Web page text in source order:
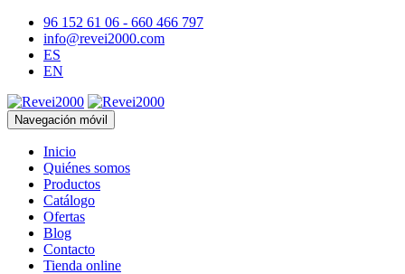
96 152 61 06 - 660 466 797
info@revei2000.com
ES
EN
Navegación móvil
Inicio
Quiénes somos
Productos
Catálogo
Ofertas
Blog
Contacto
Tienda online